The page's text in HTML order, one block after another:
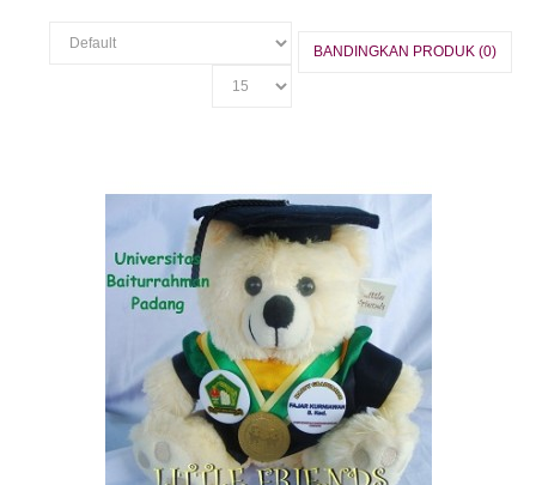
BANDINGKAN PRODUK (0)